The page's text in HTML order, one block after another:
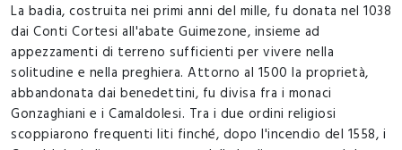
La badia, costruita nei primi anni del mille, fu donata nel 1038
dai Conti Cortesi all'abate Guimezone, insieme ad
appezzamenti di terreno sufficienti per vivere nella
solitudine e nella preghiera. Attorno al 1500 la proprietà,
abbandonata dai benedettini, fu divisa fra i monaci
Gonzaghiani e i Camaldolesi. Tra i due ordini religiosi
scoppiarono frequenti liti finché, dopo l'incendio del 1558, i